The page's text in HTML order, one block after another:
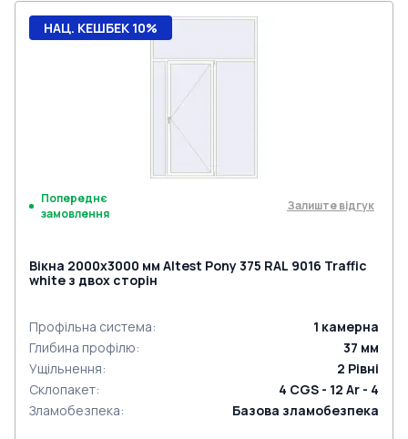
НАЦ. КЕШБЕК 10%
Попереднє
замовлення
Залиште відгук
Вікна 2000x3000 мм Altest Pony 375 RAL 9016 Traffic
white з двох сторін
Профільна система: 1 камерна
Глибина профілю: 37 мм
Ущільнення: 2 Рівні
Склопакет:
4 CGS - 12 Ar - 4
Зламобезпека: Базова зламобезпека